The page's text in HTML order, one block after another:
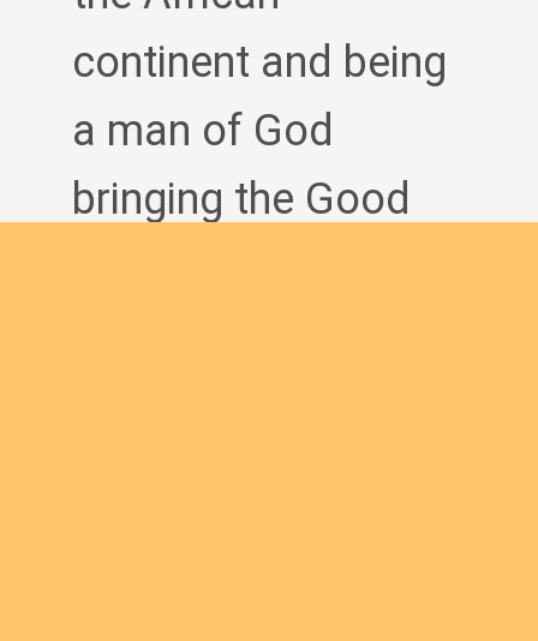
continent and being
a man of God
bringing the Good